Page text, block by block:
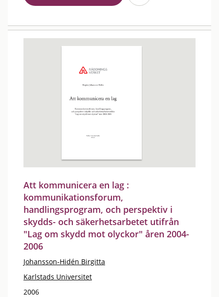
Att kommunicera en lag :
kommunikationsforum,
handlingsprogram, och perspektiv i
skydds- och säkerhetsarbetet utifrån
"Lag om skydd mot olyckor" åren 2004-
2006
Johansson-Hidén Birgitta
Karlstads Universitet
2006